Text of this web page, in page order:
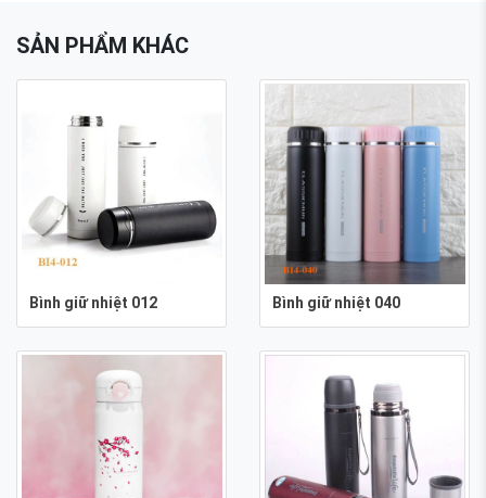
SẢN PHẨM KHÁC
Bình giữ nhiệt 012 Bình giữ nhiệt 040